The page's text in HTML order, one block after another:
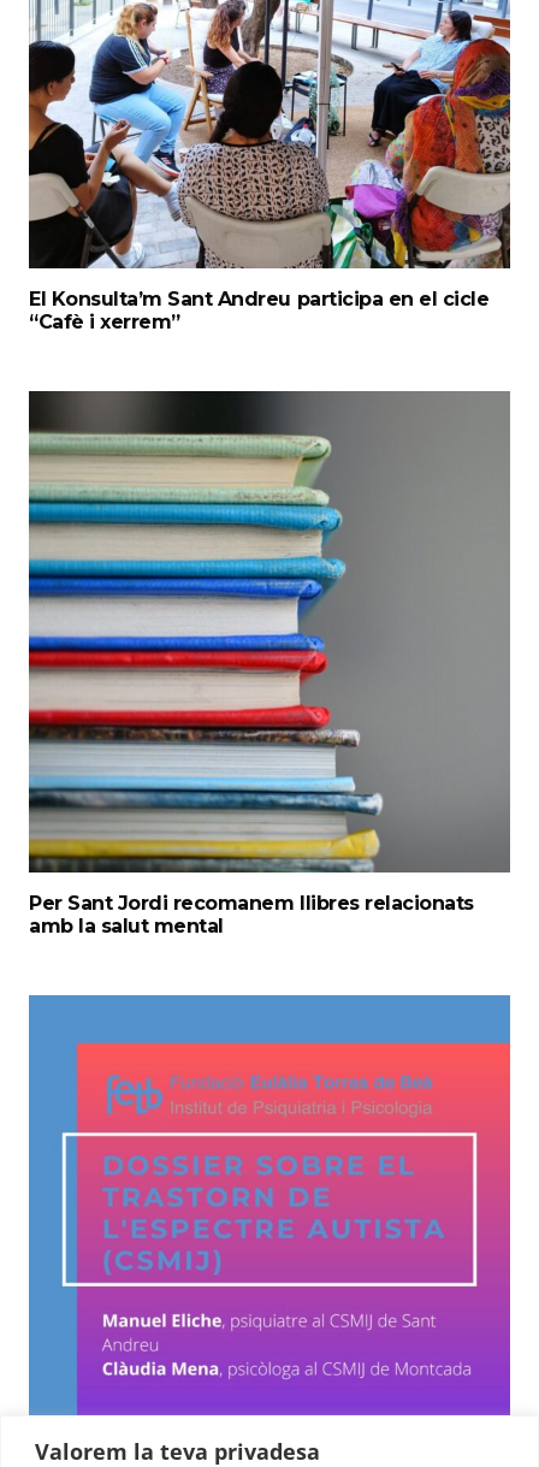
Valorem la teva privadesa
El Konsulta’m Sant Andreu participa en el cicle
“Cafè i xerrem”
Per Sant Jordi recomanem llibres relacionats
amb la salut mental